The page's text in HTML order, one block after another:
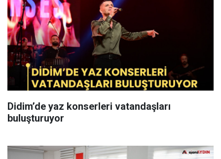
Didim’de yaz konserleri vatandaşları
buluşturuyor